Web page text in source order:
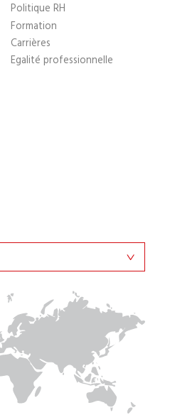
Politique RH
Formation
Carrières
Egalité professionnelle